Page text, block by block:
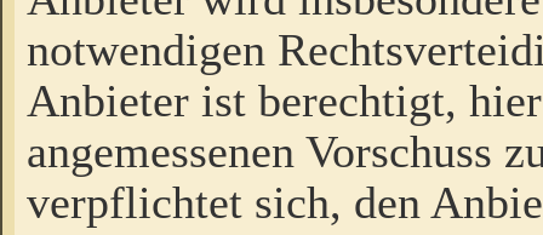
notwendigen
Anbieter ist berechtigt,
angemessenen Vorschuss
verpflichtet sich, den